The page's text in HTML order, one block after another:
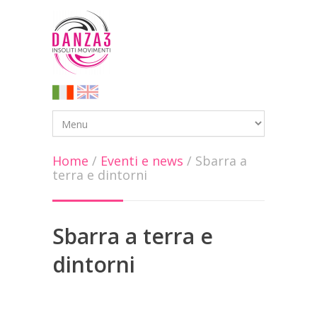
Home / Eventi e news / Sbarra a
terra e dintorni
Sbarra a terra e
dintorni